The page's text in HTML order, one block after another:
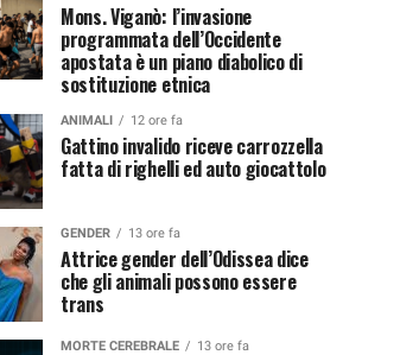
Mons. Viganò: l’invasione
programmata dell’Occidente
apostata è un piano diabolico di
sostituzione etnica
ANIMALI 12 ore fa
Gattino invalido riceve carrozzella
fatta di righelli ed auto giocattolo
GENDER 13 ore fa
Attrice gender dell’Odissea dice
che gli animali possono essere
trans
MORTE CEREBRALE 13 ore fa